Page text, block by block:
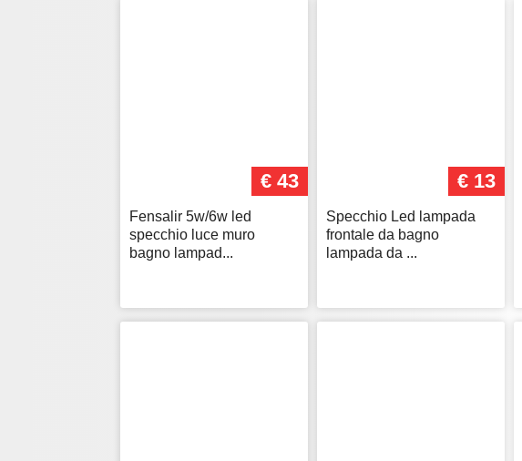
€ 43
Fensalir 5w/6w led
specchio luce muro
bagno lampad...
€ 13
Specchio Led lampada
frontale da bagno
lampada da ...